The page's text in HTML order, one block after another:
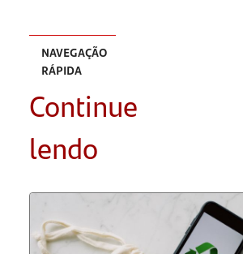
NAVEGAÇÃO
RÁPIDA
Por que
empreendedores
devem
pensar
salário?
Continue
lendo